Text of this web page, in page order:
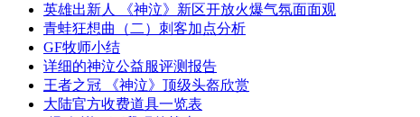
英雄出新人 《神泣》新区开放火爆气氛面面观
青蛙狂想曲（二）刺客加点分析
GF牧师小结
详细的神泣公益服评测报告
王者之冠 《神泣》顶级头盔欣赏
大陆官方收费道具一览表